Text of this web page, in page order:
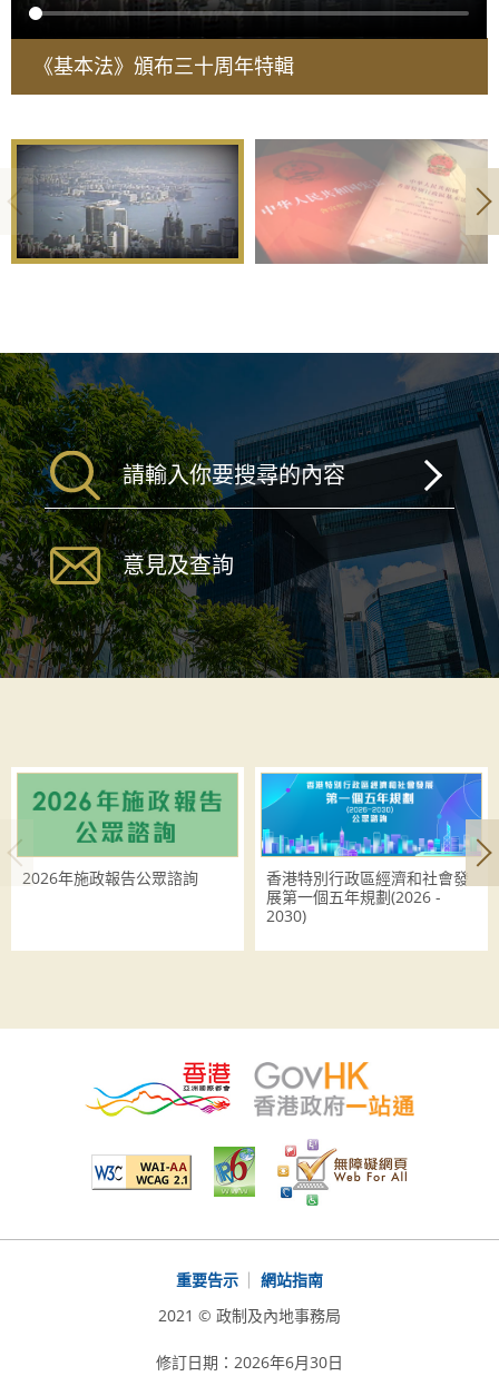
《基本法》頒布三十周年特輯
意見及查詢
2026年施政報告公眾諮詢
香港特別行政區經濟和社會發
展第一個五年規劃(2026 -
2030)
重要告示
網站指南
2021 © 政制及內地事務局
修訂日期：2026年6月30日